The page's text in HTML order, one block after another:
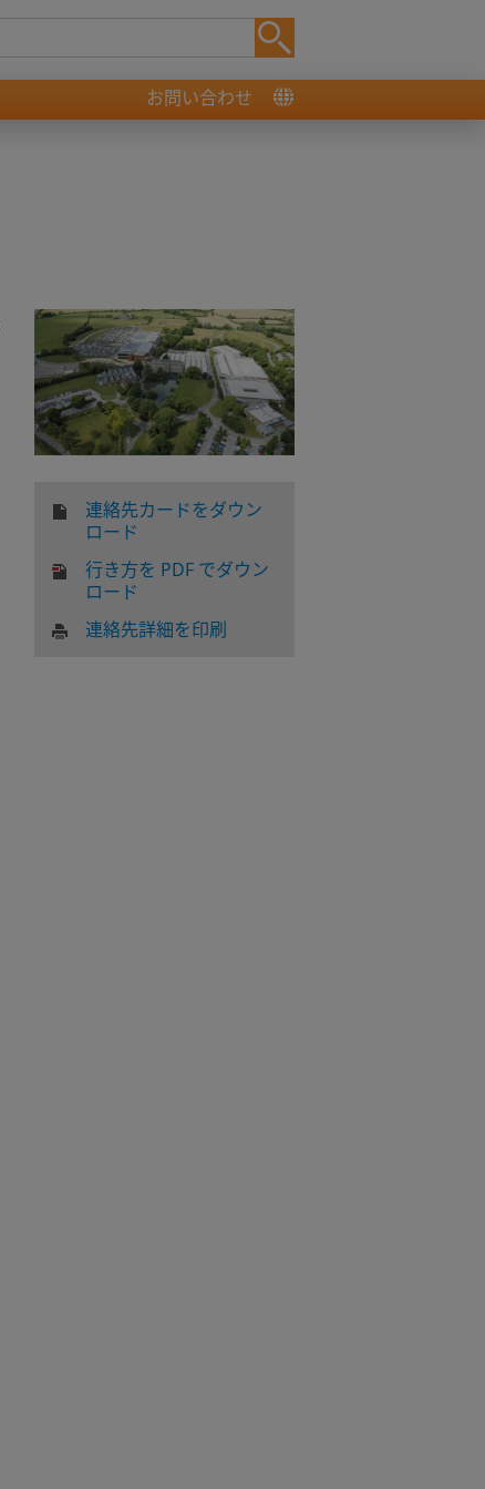
お問い合わせ
連絡先カードをダウン
ロード
行き方を PDF でダウン
ロード
連絡先詳細を印刷